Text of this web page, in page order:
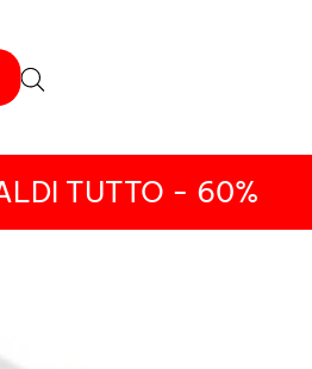
TUTTO - 60%